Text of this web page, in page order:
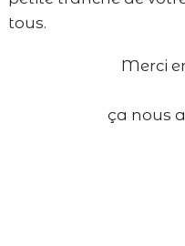
tous.
Merci
ça nous